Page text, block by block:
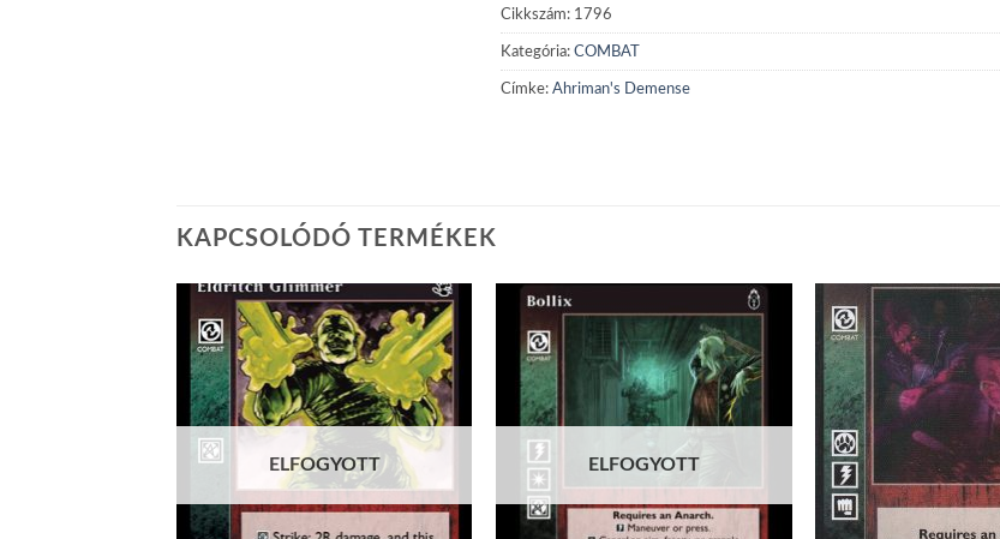
Cikkszám: 1796
Kategória: COMBAT
Címke: Ahriman's Demense
KAPCSOLÓDÓ TERMÉKEK
Add to
wishlist
ELFOGYOTT
Add to
wishlist
ELFOGYOTT